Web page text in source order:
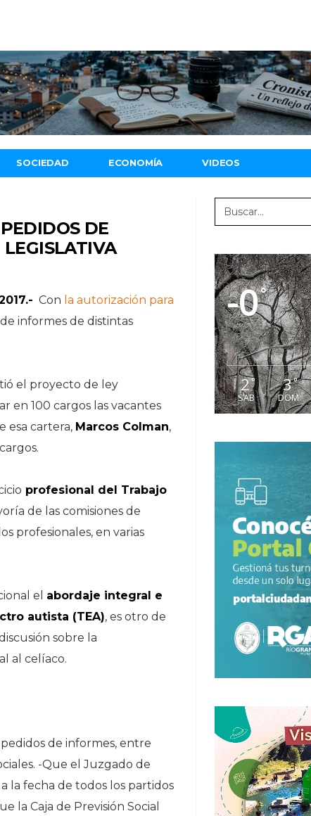
SOCIEDAD ECONOMÍA VIDEOS
DE
Con la autorización para
informes de distintas
el proyecto de ley
en 100 cargos las vacantes
esa cartera, Marcos Colman,
profesional del Trabajo
de las comisiones de
profesionales, en varias
el abordaje integral e
autista (TEA), es otro de
sobre la
al celíaco.
de informes, entre
-Que el Juzgado de
la fecha de todos los partidos
la Caja de Previsión Social
-0°
2°
SAB
3°
DOM